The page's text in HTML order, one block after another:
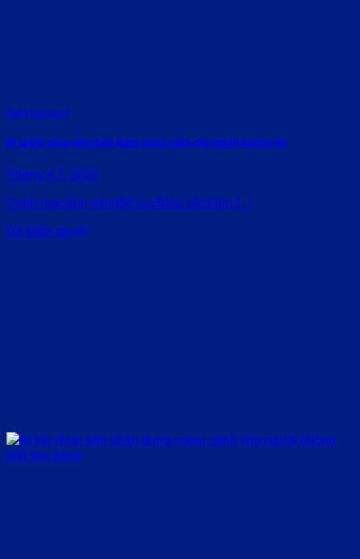
Rate this post
Bí quyết chụp ảnh chân dung ngoại cảnh cho người hướng nội
Tháng 4 7, 2026
Danh mụcÁnh sángBố cụcMàu sắcCảm [...]
Đã kiểm duyệt